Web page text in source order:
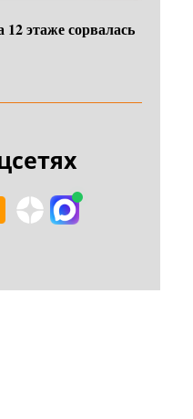
этаже сорвалась